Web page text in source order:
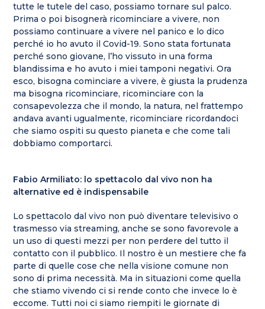
tutte le tutele del caso, possiamo tornare sul palco.
Prima o poi bisognerà ricominciare a vivere, non
possiamo continuare a vivere nel panico e lo dico
perché io ho avuto il Covid-19. Sono stata fortunata
perché sono giovane, l’ho vissuto in una forma
blandissima e ho avuto i miei tamponi negativi. Ora
esco, bisogna cominciare a vivere, è giusta la prudenza
ma bisogna ricominciare, ricominciare con la
consapevolezza che il mondo, la natura, nel frattempo
andava avanti ugualmente, ricominciare ricordandoci
che siamo ospiti su questo pianeta e che come tali
dobbiamo comportarci.
Fabio Armiliato: lo spettacolo dal vivo non ha
alternative ed è indispensabile
Lo spettacolo dal vivo non può diventare televisivo o
trasmesso via streaming, anche se sono favorevole a
un uso di questi mezzi per non perdere del tutto il
contatto con il pubblico. Il nostro è un mestiere che fa
parte di quelle cose che nella visione comune non
sono di prima necessità. Ma in situazioni come quella
che stiamo vivendo ci si rende conto che invece lo è
eccome. Tutti noi ci siamo riempiti le giornate di